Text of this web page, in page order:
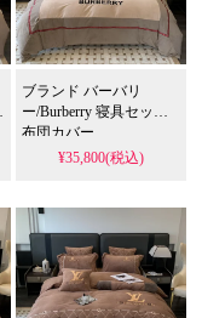
窓口で丁寧に
ションから日
ブランド バーバリ
ー/Burberry 寝具セット
布団カバー
¥35,800(税込)